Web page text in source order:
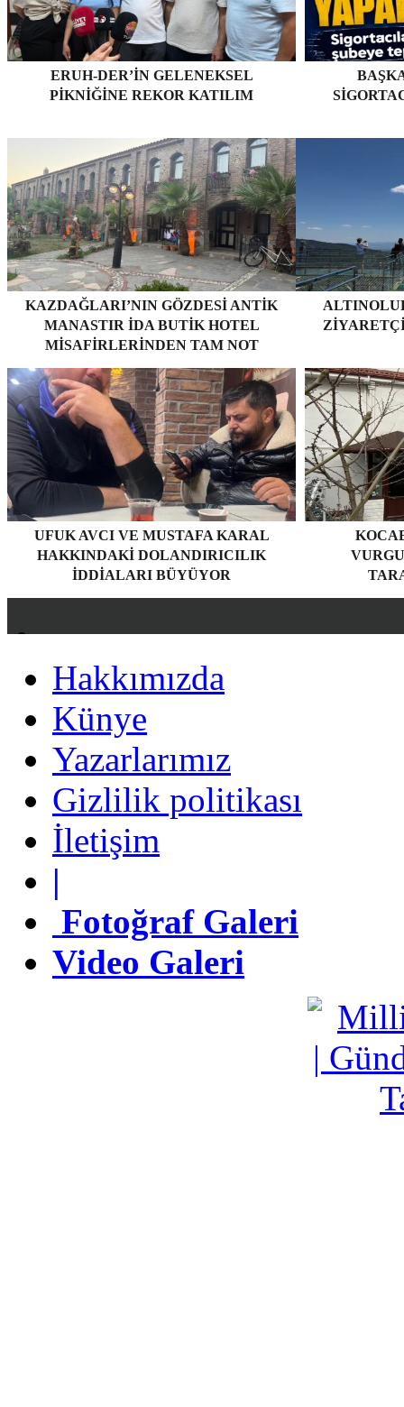
ERUH-DER’IN GELENEKSEL
PIKNIĞINE REKOR KATILIM
KAZDAĞLARI’NIN GÖZDESI ANTIK
MANASTIR İDA BUTIK HOTEL
MISAFIRLERINDEN TAM NOT
ALIYOR
UFUK AVCI VE MUSTAFA KARAL
HAKKINDAKI DOLANDIRICILIK
İDDIALARI BÜYÜYOR
Künye
Yazarlarımız
Gizlilik politikası
İletişim
Fotoğraf Galeri
Video Galeri
Hakkımızda
Künye
Yazarlarımız
Gizlilik politikası
İletişim
|
Fotoğraf Galeri
Video Galeri